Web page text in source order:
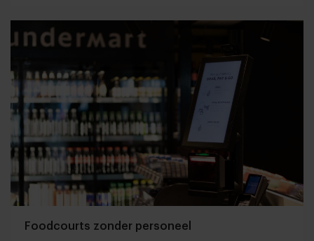
Foodcourts zonder personeel